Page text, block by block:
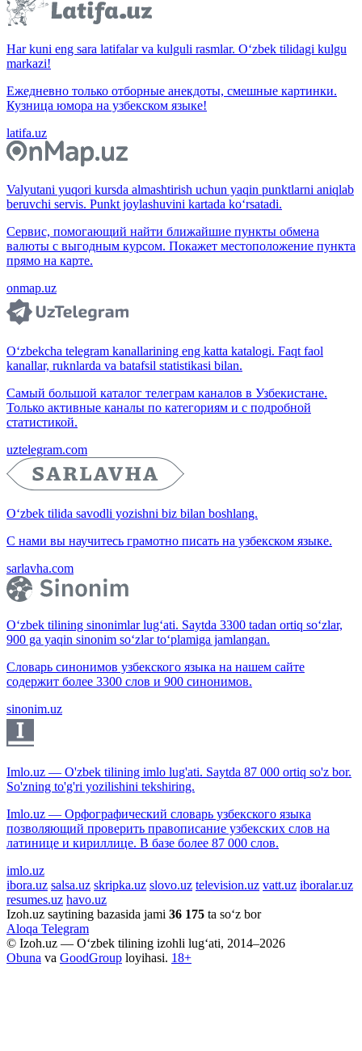
Har kuni eng sara latifalar va kulguli rasmlar. O‘zbek tilidagi kulgu
markazi!
Ежедневно только отборные анекдоты, смешные картинки.
Кузница юмора на узбекском языке!
latifa.uz
Valyutani yuqori kursda almashtirish uchun yaqin punktlarni aniqlab
beruvchi servis. Punkt joylashuvini kartada ko‘rsatadi.
Сервис, помогающий найти ближайшие пункты обмена
валюты с выгодным курсом. Покажет местоположение пункта
прямо на карте.
onmap.uz
O‘zbekcha telegram kanallarining eng katta katalogi. Faqt faol
kanallar, ruknlarda va batafsil statistikasi bilan.
Самый большой каталог телеграм каналов в Узбекистане.
Только активные каналы по категориям и с подробной
статистикой.
uztelegram.com
O‘zbek tilida savodli yozishni biz bilan boshlang.
С нами вы научитесь грамотно писать на узбекском языке.
sarlavha.com
O‘zbek tilining sinonimlar lug‘ati. Saytda 3300 tadan ortiq so‘zlar,
900 ga yaqin sinonim so‘zlar to‘plamiga jamlangan.
Словарь синонимов узбекского языка на нашем сайте
содержит более 3300 слов и 900 синонимов.
sinonim.uz
Imlo.uz — O'zbek tilining imlo lug'ati. Saytda 87 000 ortiq so'z bor.
So'zning to'g'ri yozilishini tekshiring.
Imlo.uz — Орфографический словарь узбекского языка
позволяющий проверить правописание узбекских слов на
латинице и кириллице. В базе более 87 000 слов.
imlo.uz
ibora.uz salsa.uz skripka.uz slovo.uz television.uz vatt.uz iboralar.uz
resumes.uz havo.uz
Izoh.uz saytining bazasida jami 36 175 ta so‘z bor
Aloqa Telegram
© Izoh.uz — O‘zbek tilining izohli lug‘ati, 2014–2026
Obuna va GoodGroup loyihasi. 18+